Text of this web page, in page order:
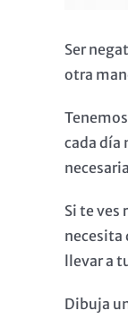
Ser
otra
cada día
Si te ves
necesita
llevar a
Dibuja